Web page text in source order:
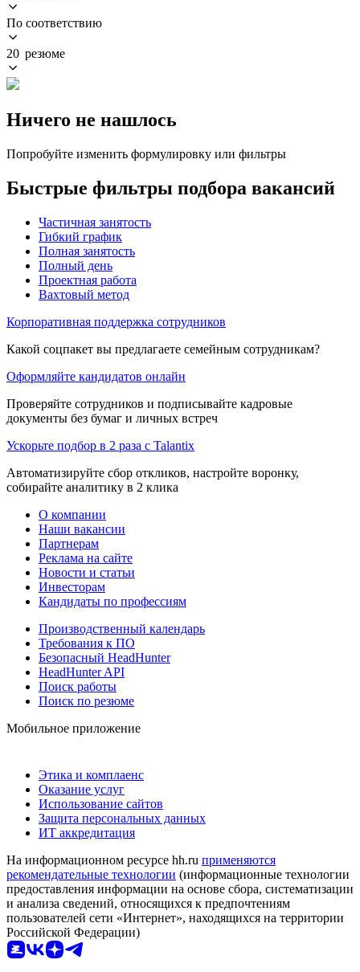
По соответствию
20 резюме
Ничего не нашлось
Попробуйте изменить формулировку или фильтры
Быстрые фильтры подбора вакансий
Частичная занятость
Гибкий график
Полная занятость
Полный день
Проектная работа
Вахтовый метод
Корпоративная поддержка сотрудников
Какой соцпакет вы предлагаете семейным сотрудникам?
Оформляйте кандидатов онлайн
Проверяйте сотрудников и подписывайте кадровые
документы без бумаг и личных встреч
Ускорьте подбор в 2 раза с Talantix
Автоматизируйте сбор откликов, настройте воронку,
собирайте аналитику в 2 клика
О компании
Наши вакансии
Партнерам
Реклама на сайте
Новости и статьи
Инвесторам
Кандидаты по профессиям
Производственный календарь
Требования к ПО
Безопасный HeadHunter
HeadHunter API
Поиск работы
Поиск по резюме
Мобильное приложение
Этика и комплаенс
Оказание услуг
Использование сайтов
Защита персональных данных
ИТ аккредитация
На информационном ресурсе hh.ru применяются
рекомендательные технологии (информационные технологии
предоставления информации на основе сбора, систематизации
и анализа сведений, относящихся к предпочтениям
пользователей сети «Интернет», находящихся на территории
Российской Федерации)